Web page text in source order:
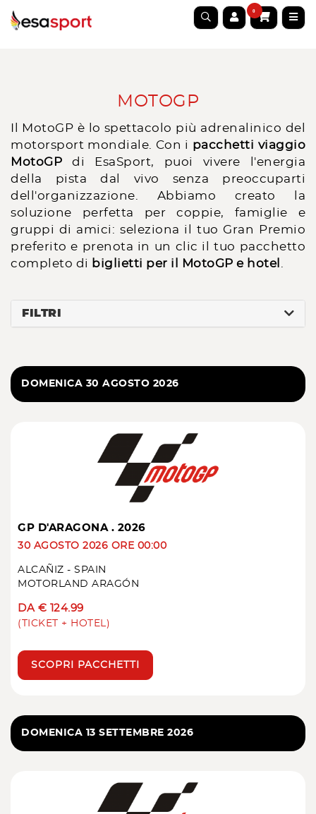
0
MOTOGP
Il MotoGP è lo spettacolo più adrenalinico del
motorsport mondiale. Con i pacchetti viaggio
MotoGP di EsaSport, puoi vivere l'energia
della pista dal vivo senza preoccuparti
dell'organizzazione. Abbiamo creato la
soluzione perfetta per coppie, famiglie e
gruppi di amici: seleziona il tuo Gran Premio
preferito e prenota in un clic il tuo pacchetto
completo di biglietti per il MotoGP e hotel
FILTRI
DOMENICA 30 AGOSTO 2026
GP D'ARAGONA . 2026
30 AGOSTO 2026 ORE 00:00
ALCAÑIZ - SPAIN
MOTORLAND ARAGÓN
DA € 124.99
(TICKET + HOTEL)
SCOPRI PACCHETTI
DOMENICA 13 SETTEMBRE 2026